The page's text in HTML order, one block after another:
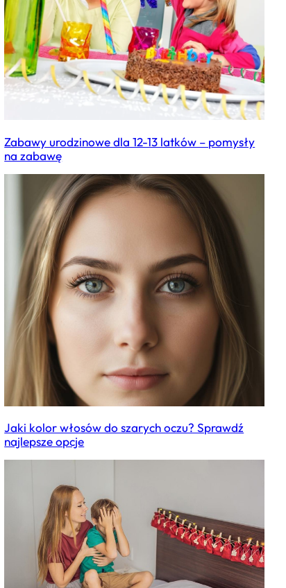
Zabawy urodzinowe dla 12-13 latków – pomysły
na zabawę
Jaki kolor włosów do szarych oczu? Sprawdź
najlepsze opcje